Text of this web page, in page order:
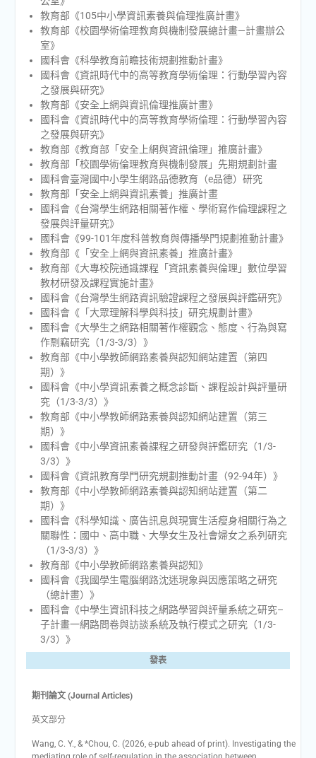
教育部《105中小學資訊素養與倫理推廣計畫》
教育部《校園學術倫理教育與機制發展總計畫—計畫辦公
室》
國科會《科學教育前瞻技術規劃推動計畫》
國科會《資訊時代中的高等教育學術倫理：行動學習內容
之發展與研究》
教育部《安全上網與資訊倫理推廣計畫》
國科會《資訊時代中的高等教育學術倫理：行動學習內容
之發展與研究》
教育部《教育部「安全上網與資訊倫理」推廣計畫》
教育部「校園學術倫理教育與機制發展」先期規劃計畫
國科會臺灣國中小學生網路品德教育（e品德）研究
教育部「安全上網與資訊素養」推廣計畫
國科會《台灣學生網路相關著作權、學術寫作倫理課程之
發展與評量研究》
國科會《99-101年度科普教育與傳播學門規劃推動計畫》
教育部《「安全上網與資訊素養」推廣計畫》
教育部《大專校院通識課程「資訊素養與倫理」數位學習
教材研發及課程實施計畫》
國科會《台灣學生網路資訊驗證課程之發展與評鑑研究》
國科會《「大眾理解科學與科技」研究規劃計畫》
國科會《大學生之網路相關著作權觀念、態度、行為與寫
作剽竊研究（1/3-3/3）》
教育部《中小學教師網路素養與認知網站建置（第四
期）》
國科會《中小學資訊素養之概念診斷、課程設計與評量研
究（1/3-3/3）》
教育部《中小學教師網路素養與認知網站建置（第三
期）》
國科會《中小學資訊素養課程之研發與評鑑研究（1/3-
3/3）》
國科會《資訊教育學門研究規劃推動計畫（92-94年）》
教育部《中小學教師網路素養與認知網站建置（第二
期）》
國科會《科學知識、廣告訊息與現實生活瘦身相關行為之
關聯性：國中、高中職、大學女生及社會婦女之系列研究
（1/3-3/3）》
教育部《中小學教師網路素養與認知》
國科會《我國學生電腦網路沈迷現象與因應策略之研究
（總計畫）》
國科會《中學生資訊科技之網路學習與評量系統之研究–
子計畫一網路問卷與訪談系統及執行模式之研究（1/3-
3/3）》
發表
期刊論文 (Journal Articles)
英文部分
Wang, C. Y., & *Chou, C. (2026, e-pub ahead of print). Investigating the